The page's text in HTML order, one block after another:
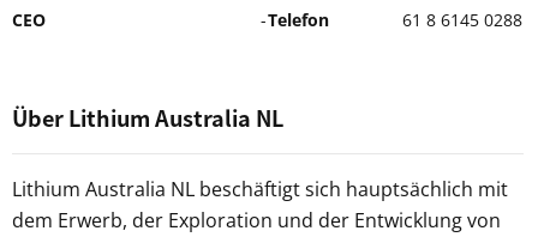
CEO -Telefon 61 8 6145 0288
Über Lithium Australia NL
Lithium Australia NL beschäftigt sich hauptsächlich mit
dem Erwerb, der Exploration und der Entwicklung von